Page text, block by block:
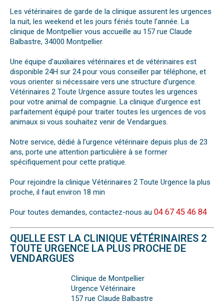
Les vétérinaires de garde de la clinique assurent les urgences
la nuit, les weekend et les jours fériés toute l’année. La
clinique de Montpellier vous accueille au 157 rue Claude
Balbastre, 34000 Montpellier.
Une équipe d’auxiliaires vétérinaires et de vétérinaires est
disponible 24H sur 24 pour vous conseiller par téléphone, et
vous orienter si nécessaire vers une structure d’urgence.
Vétérinaires 2 Toute Urgence assure toutes les urgences
pour votre animal de compagnie. La clinique d’urgence est
parfaitement équipé pour traiter toutes les urgences de vos
animaux si vous souhaitez venir de Vendargues.
Notre service, dédié à l’urgence vétérinaire depuis plus de 23
ans, porte une attention particulière à se former
spécifiquement pour cette pratique.
Pour rejoindre la clinique Vétérinaires 2 Toute Urgence la plus
proche, il faut environ 18 min
Pour toutes demandes, contactez-nous au 04 67 45 46 84
QUELLE EST LA CLINIQUE VÉTÉRINAIRES 2
TOUTE URGENCE LA PLUS PROCHE DE
VENDARGUES
Clinique de Montpellier
Urgence Vétérinaire
157 rue Claude Balbastre